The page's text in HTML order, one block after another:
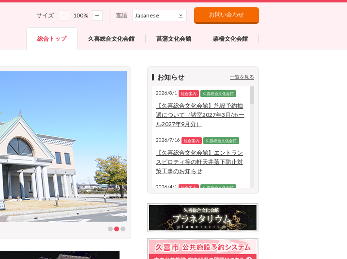
総合トップ 久喜総合文化会館 菖蒲文化会館 栗橋文化会館
サイズ 100% 言語 Japanese お問い合わせ
お知らせ 一覧を見る
2026/8/1 総合案内 久喜総合文化会館
【久喜総合文化会館】施設予約抽
選について（諸室2027年3月/ホー
ル2027年9月分）
2026/7/16 総合案内 久喜総合文化会館
【久喜総合文化会館】エントラン
スピロティ等の軒天井落下防止対
策工事のお知らせ
2026/4/1 総合案内 久喜総合文化会館
約受け付け停止について
2026/4/1 総合案内 久喜総合文化会館
【久喜総合文化会館】2026年度休
館日・施設抽選のお知らせ